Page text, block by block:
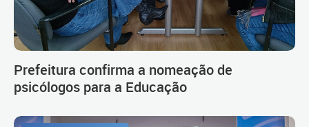
Prefeitura confirma a nomeação de
psicólogos para a Educação